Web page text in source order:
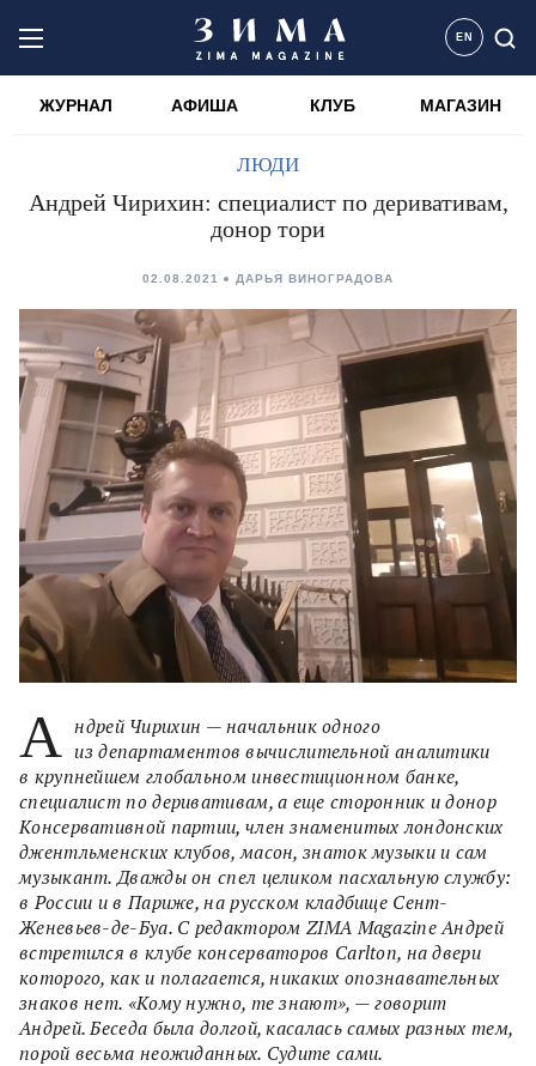
EN
ЖУРНАЛ АФИША КЛУБ МАГАЗИН
ЛЮДИ
Андрей Чирихин: специалист по деривативам,
донор тори
02.08.2021 ДАРЬЯ ВИНОГРАДОВА
А ндрей Чирихин — начальник одного
из департаментов вычислительной аналитики
в крупнейшем глобальном инвестиционном банке,
специалист по деривативам, а еще сторонник и донор
Консервативной партии, член знаменитых лондонских
джентльменских клубов, масон, знаток музыки и сам
музыкант. Дважды он спел целиком пасхальную службу:
в России и в Париже, на русском кладбище Сент-
Женевьев-де-Буа. С редактором ZIMA Magazine Андрей
встретился в клубе консерваторов Carlton, на двери
которого, как и полагается, никаких опознавательных
знаков нет. «Кому нужно, те знают», — говорит
Андрей. Беседа была долгой, касалась самых разных тем,
порой весьма неожиданных. Судите сами.